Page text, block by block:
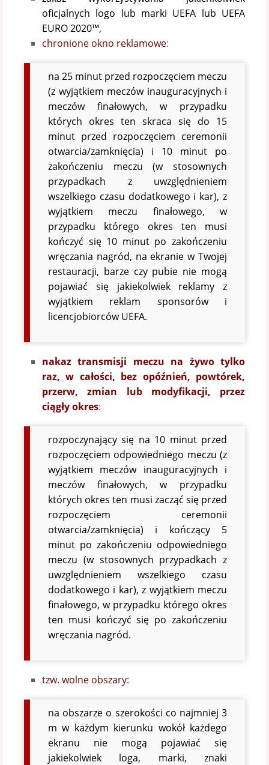
oficjalnych logo lub marki UEFA lub UEFA
EURO 2020™,
chronione okno reklamowe:
na 25 minut przed rozpoczęciem meczu
(z wyjątkiem meczów inauguracyjnych i
meczów finałowych, w przypadku
których okres ten skraca się do 15
minut przed rozpoczęciem ceremonii
otwarcia/zamknięcia) i 10 minut po
zakończeniu meczu (w stosownych
przypadkach z uwzględnieniem
wszelkiego czasu dodatkowego i kar), z
wyjątkiem meczu finałowego, w
przypadku którego okres ten musi
kończyć się 10 minut po zakończeniu
wręczania nagród, na ekranie w Twojej
restauracji, barze czy pubie nie mogą
pojawiać się jakiekolwiek reklamy z
wyjątkiem reklam sponsorów i
licencjobiorców UEFA.
nakaz transmisji meczu na żywo tylko
raz, w całości, bez opóźnień, powtórek,
przerw, zmian lub modyfikacji, przez
ciągły okres:
rozpoczynający się na 10 minut przed
rozpoczęciem odpowiedniego meczu (z
wyjątkiem meczów inauguracyjnych i
meczów finałowych, w przypadku
których okres ten musi zacząć się przed
rozpoczęciem ceremonii
otwarcia/zamknięcia) i kończący 5
minut po zakończeniu odpowiedniego
meczu (w stosownych przypadkach z
uwzględnieniem wszelkiego czasu
dodatkowego i kar), z wyjątkiem meczu
finałowego, w przypadku którego okres
ten musi kończyć się po zakończeniu
wręczania nagród.
tzw. wolne obszary:
na obszarze o szerokości co najmniej 3
m w każdym kierunku wokół każdego
ekranu nie mogą pojawiać się
jakiekolwiek loga, marki, znaki